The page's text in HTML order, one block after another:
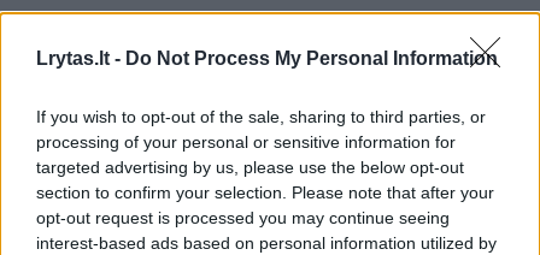
Lrytas.lt - Do Not Process My Personal Information
If you wish to opt-out of the sale, sharing to third parties, or
processing of your personal or sensitive information for
targeted advertising by us, please use the below opt-out
section to confirm your selection. Please note that after your
opt-out request is processed you may continue seeing
interest-based ads based on personal information utilized by
„Nežiūrint į tai, koncentravausi į tai, kad
kaip vertėtų pradėti šį procesą. Tų laiškų
buvo dešimtys ir visi jie buvo ignoruoti. Dėl
to turėjome ir telefonu pokalbių, siekiant
pradėti pokalbį“, – sakė jis.